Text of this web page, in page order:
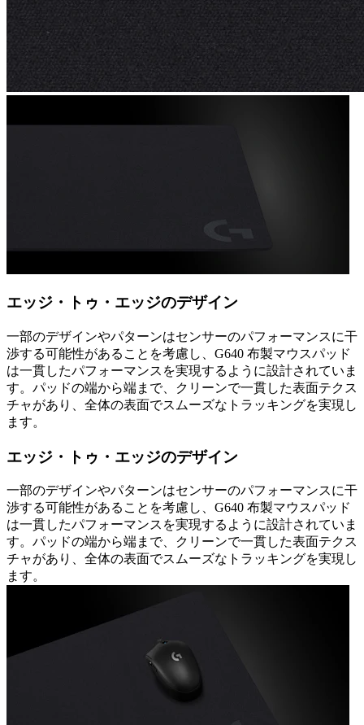
エッジ・トゥ・エッジのデザイン
一部のデザインやパターンはセンサーのパフォーマンスに干
渉する可能性があることを考慮し、G640 布製マウスパッド
は一貫したパフォーマンスを実現するように設計されていま
す。パッドの端から端まで、クリーンで一貫した表面テクス
チャがあり、全体の表面でスムーズなトラッキングを実現し
ます。
エッジ・トゥ・エッジのデザイン
一部のデザインやパターンはセンサーのパフォーマンスに干
渉する可能性があることを考慮し、G640 布製マウスパッド
は一貫したパフォーマンスを実現するように設計されていま
す。パッドの端から端まで、クリーンで一貫した表面テクス
チャがあり、全体の表面でスムーズなトラッキングを実現し
ます。